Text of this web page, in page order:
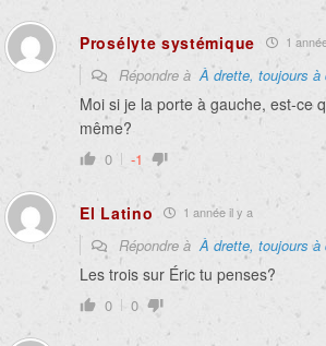
Prosélyte systémique 1
Répondre àÀ drette, toujours à
Moi si je la porte à gauche, est-ce
même?
0 -1
El Latino 1 année il y a
Répondre àÀ drette, toujours à
Les trois sur Éric tu penses?
0 0